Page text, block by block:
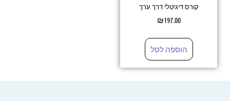
קורס דיגיטלי דרך ערך
₪197.00
הוספה לסל